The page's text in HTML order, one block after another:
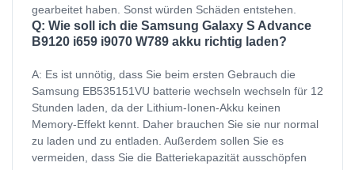
gearbeitet haben. Sonst würden Schäden entstehen.
Q: Wie soll ich die Samsung Galaxy S Advance
B9120 i659 i9070 W789 akku richtig laden?
A: Es ist unnötig, dass Sie beim ersten Gebrauch die
Samsung EB535151VU batterie wechseln wechseln für 12
Stunden laden, da der Lithium-Ionen-Akku keinen
Memory-Effekt kennt. Daher brauchen Sie sie nur normal
zu laden und zu entladen. Außerdem sollen Sie es
vermeiden, dass Sie die Batteriekapazität ausschöpfen